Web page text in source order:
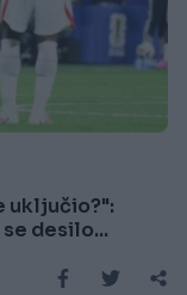
uključio?":
desilo...